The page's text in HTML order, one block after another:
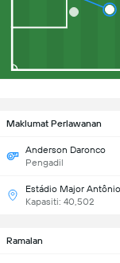
Maklumat Perlawanan
Anderson Daronco
Pengadil
Estádio Major
Kapasiti: 40,502
Ramalan